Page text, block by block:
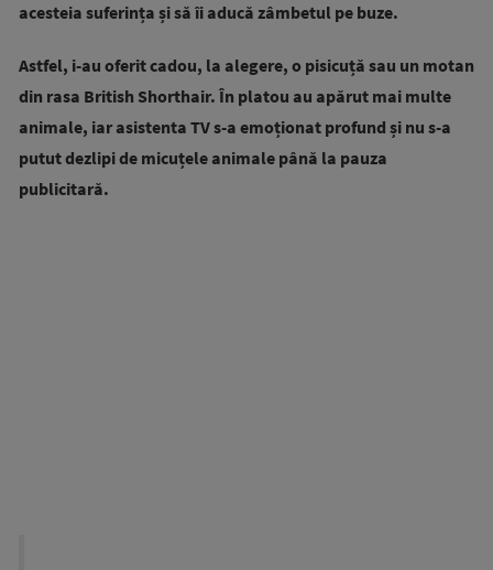
acesteia suferința și să îi aducă zâmbetul pe buze.
Astfel, i-au oferit cadou, la alegere, o pisicuță sau un motan
din rasa British Shorthair. În platou au apărut mai multe
animale, iar asistenta TV s-a emoționat profund și nu s-a
putut dezlipi de micuțele animale până la pauza
publicitară.